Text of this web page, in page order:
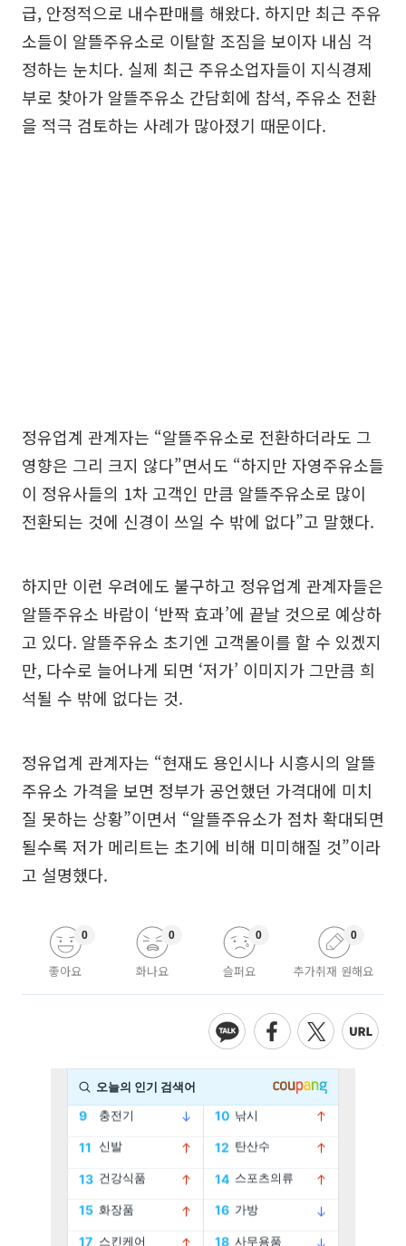
급, 안정적으로 내수판매를 해왔다. 하지만 최근 주유
소들이 알뜰주유소로 이탈할 조짐을 보이자 내심 걱
정하는 눈치다. 실제 최근 주유소업자들이 지식경제
부로 찾아가 알뜰주유소 간담회에 참석, 주유소 전환
을 적극 검토하는 사례가 많아졌기 때문이다.
정유업계 관계자는 “알뜰주유소로 전환하더라도 그
영향은 그리 크지 않다”면서도 “하지만 자영주유소들
이 정유사들의 1차 고객인 만큼 알뜰주유소로 많이
전환되는 것에 신경이 쓰일 수 밖에 없다”고 말했다.
하지만 이런 우려에도 불구하고 정유업계 관계자들은
알뜰주유소 바람이 ‘반짝 효과’에 끝날 것으로 예상하
고 있다. 알뜰주유소 초기엔 고객몰이를 할 수 있겠지
만, 다수로 늘어나게 되면 ‘저가’ 이미지가 그만큼 희
석될 수 밖에 없다는 것.
정유업계 관계자는 “현재도 용인시나 시흥시의 알뜰
주유소 가격을 보면 정부가 공언했던 가격대에 미치
질 못하는 상황”이면서 “알뜰주유소가 점차 확대되면
될수록 저가 메리트는 초기에 비해 미미해질 것”이라
고 설명했다.
좋아요
0
화나요
0
슬퍼요
0
추가취재 원해요
0